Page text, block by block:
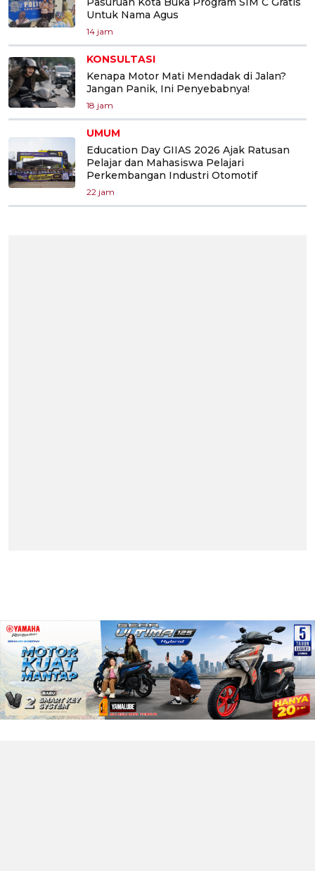
Untuk Nama Agus
14 jam
KONSULTASI
Kenapa Motor Mati Mendadak di Jalan?
Jangan Panik, Ini Penyebabnya!
18 jam
UMUM
Education Day GIIAS 2026 Ajak Ratusan
Pelajar dan Mahasiswa Pelajari
Perkembangan Industri Otomotif
22 jam